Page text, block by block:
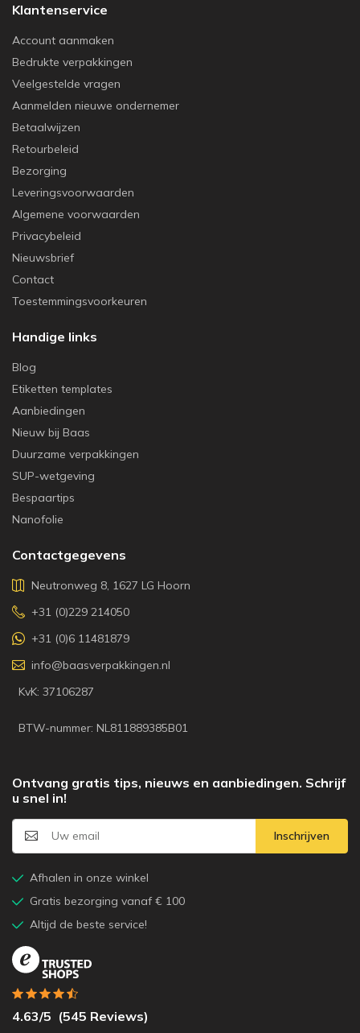
Klantenservice
Account aanmaken
Bedrukte verpakkingen
Veelgestelde vragen
Aanmelden nieuwe ondernemer
Betaalwijzen
Retourbeleid
Bezorging
Leveringsvoorwaarden
Algemene voorwaarden
Privacybeleid
Nieuwsbrief
Contact
Toestemmingsvoorkeuren
Handige links
Blog
Etiketten templates
Aanbiedingen
Nieuw bij Baas
Duurzame verpakkingen
SUP-wetgeving
Bespaartips
Nanofolie
Contactgegevens
Neutronweg 8, 1627 LG Hoorn
+31 (0)229 214050
+31 (0)6 11481879
info@baasverpakkingen.nl
KvK: 37106287
BTW-nummer: NL811889385B01
Ontvang gratis tips, nieuws en aanbiedingen. Schrijf
u snel in!
Inschrijven
Afhalen in onze winkel
Gratis bezorging vanaf € 100
Altijd de beste service!
4.63/5 (545 Reviews)